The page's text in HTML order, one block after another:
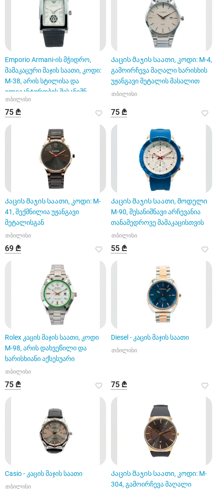
Emporio Armani-ის მჭიდრო,
მამაკაცური მაჯის საათი, კოდი:
M-38, არის სტილისა და
ელეგანტურობის შესანიშნ
თბილისი
75 ₾
Კაცის მაჯის საათი, კოდი: M-4,
გამოირჩევა მაღალი ხარისხის
უჟანგავი მეტალის მასალით
თბილისი
75 ₾
Კაცის მაჯის საათი, კოდი: M-
41, შექმნილია უჟანგავი
მეტალისგან
თბილისი
69 ₾
Კაცის მაჯის საათი, მოდელი
M-90, შესანიშნავი არჩევანია
თანამედროვე მამაკაცისთვის
თბილისი
55 ₾
Rolex კაცის მაჯის საათი, კოდი
M-98, არის დახვეწილი და
ხარისხიანი აქსესუარი
თბილისი
75 ₾
Diesel - კაცის მაჯის საათი
თბილისი
75 ₾
Casio - კაცის მაჯის საათი
თბილისი
Კაცის მაჯის საათი, კოდი: M-
304, გამოირჩევა მაღალი